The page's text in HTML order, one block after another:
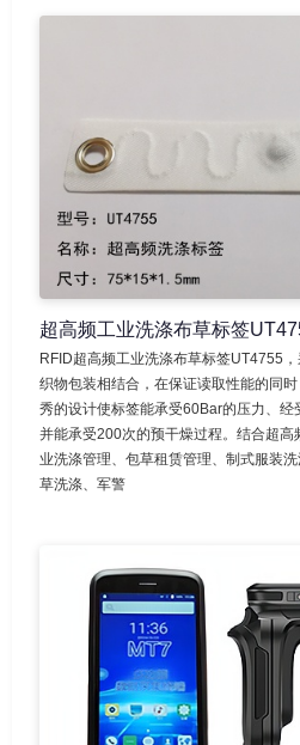
超高频工业洗涤布草标签
RFID超高频工业洗涤布草标签UT4755
织物包装相结合，在保证读取性能的同
秀的设计使标签能承受60Bar的压力、
并能承受200次的预干燥过程。结合超
业洗涤管理、包草租赁管理、制式服装
草洗涤、军警